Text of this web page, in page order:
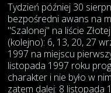
Tydzień później 30
bezpośredni awans na
"Szalonej" na liście
(kolejno): 6, 13, 20, 27
1997 na miejscu
listopada 1997 roku
charakter i nie było w
zatem dalej: 8 listopada